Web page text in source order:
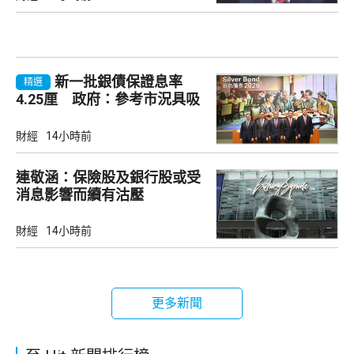
精選
新一批銀債保證息率
4.25厘 政府：參考市況具吸
財經 14小時前
連敬涵：保險股及銀行股或受
消息影響而續有沽壓
財經 14小時前
更多新聞